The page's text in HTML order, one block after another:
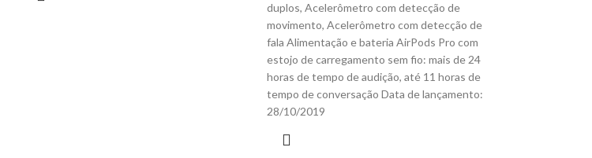
duplos, Acelerômetro com detecção de
movimento, Acelerômetro com detecção de
fala Alimentação e bateria AirPods Pro com
estojo de carregamento sem fio: mais de 24
horas de tempo de audição, até 11 horas de
tempo de conversação Data de lançamento:
28/10/2019